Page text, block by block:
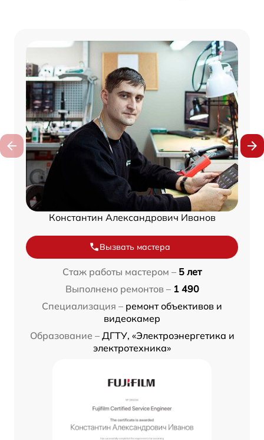
Константин Александрович Иванов
Вызвать мастера
Стаж работы мастером – 5 лет
Выполнено ремонтов – 1 490
Специализация – ремонт объективов и
видеокамер
Образование – ДГТУ, «Электроэнергетика и
электротехника»